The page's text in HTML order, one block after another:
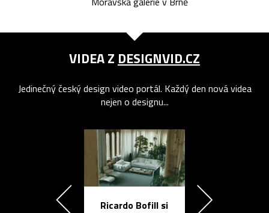
VIDEA Z DESIGNVID.CZ
Jedinečný český design video portál. Každý den nová videa
nejen o designu...
Ricardo Bofill si